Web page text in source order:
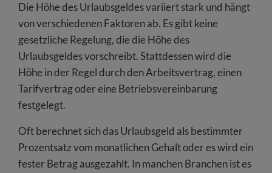
Die Höhe des Urlaubsgeldes variiert stark und hängt
von verschiedenen Faktoren ab. Es gibt keine
gesetzliche Regelung, die die Höhe des
Urlaubsgeldes vorschreibt. Stattdessen wird die
Höhe in der Regel durch den Arbeitsvertrag, einen
Tarifvertrag oder eine Betriebsvereinbarung
festgelegt.
Oft berechnet sich das Urlaubsgeld als bestimmter
Prozentsatz vom monatlichen Gehalt oder es wird ein
fester Betrag ausgezahlt. In manchen Branchen ist es